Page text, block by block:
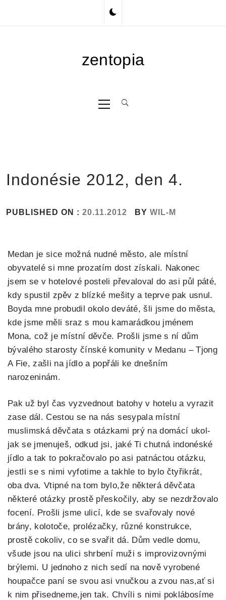
zentopia
Primary
Menu
Indonésie 2012, den 4.
PUBLISHED ON : 20.11.2012 BY WIL-M
Medan je sice možná nudné město, ale místní
obyvatelé si mne prozatím dost získali. Nakonec
jsem se v hotelové posteli převaloval do asi půl páté,
kdy spustil zpěv z blízké mešity a teprve pak usnul.
Boyda mne probudil okolo deváté, šli jsme do města,
kde jsme měli sraz s mou kamarádkou jménem
Mona, což je místní děvče. Prošli jsme s ní dům
bývalého starosty čínské komunity v Medanu – Tjong
A Fie, zašli na jídlo a popřáli ke dnešním
narozeninám.
Pak už byl čas vyzvednout batohy v hotelu a vyrazit
zase dál. Cestou se na nás sesypala místní
muslimská děvčata s otázkami prý na domácí ukol-
jak se jmenuješ, odkud jsi, jaké Ti chutná indonéské
jídlo a tak to pokračovalo po asi patnáctou otázku,
jestli se s nimi vyfotime a takhle to bylo čtyřikrát,
oba dva. Vtipné na tom bylo,že některá děvčata
některé otázky prostě přeskočily, aby se nezdržovalo
focení. Prošli jsme ulicí, kde se svařovaly nové
brány, kolotoče, prolézačky, různé konstrukce,
prostě cokoliv, co se svařit dá. Dům vedle domu,
všude jsou na ulici shrbení muži s improvizovnými
brýlemi. U jednoho z nich sedí na nově vyrobené
houpačce paní se svou asi vnučkou a zvou nas,ať si
k nim přisedneme,jen tak. Chvíli s nimi poklábosíme